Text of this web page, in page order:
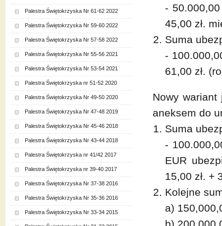
-
45,00 zł.
Suma
-
61,00 zł.
Nowy
aneksem do
Suma
-
EUR
15,00 zł. +
Kolejne
a)
Palestra Świętokrzyska Nr 61-62 2022
Palestra Świętokrzyska Nr 59-60 2022
Palestra Świętokrzyska Nr 57-58 2022
Palestra Świętokrzyska Nr 55-56 2021
Palestra Świętokrzyska Nr 53-54 2021
Palestra Świętokrzyska nr 51-52 2020
Palestra Świętokrzyska Nr 49-50 2020
Palestra Świętokrzyska Nr 47-48 2019
Palestra Świętokrzyska Nr 45-46 2018
Palestra Świętokrzyska Nr 43-44 2018
Palestra Świętokrzyska nr 41/42 2017
Palestra Świętokrzyska nr 39-40 2017
Palestra Świętokrzyska Nr 37-38 2016
Palestra Świętokrzyska Nr 35-36 2016
Palestra Świętokrzyska Nr 33-34 2015